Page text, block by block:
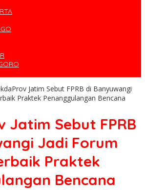
Jatim Sebut FPRB di Banyuwangi
Praktek Penanggulangan Bencana
Jatim Sebut FPRB
Jadi Forum
Praktek
Bencana